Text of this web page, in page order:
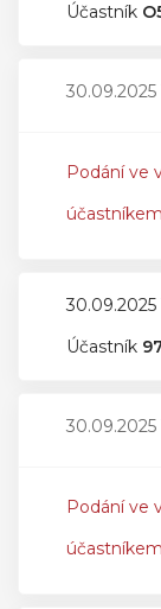
Účastník
30.09.2025
Podání ve
30.09.2025
Účastník
30.09.2025
Podání ve